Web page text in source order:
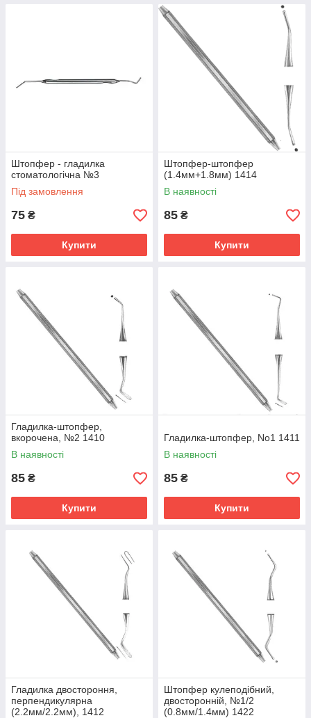
Штопфер - гладилка
стоматологічна №3
Під замовлення
75 ₴
Купити
Штопфер-штопфер
(1.4мм+1.8мм) 1414
В наявності
85 ₴
Купити
Гладилка-штопфер,
вкорочена, №2 1410
В наявності
85 ₴
Купити
Гладилка-штопфер, No1 1411
В наявності
85 ₴
Купити
Гладилка двостороння,
перпендикулярна
(2.2мм/2.2мм), 1412
Штопфер кулеподібний,
двосторонній, №1/2
(0.8мм/1.4мм) 1422